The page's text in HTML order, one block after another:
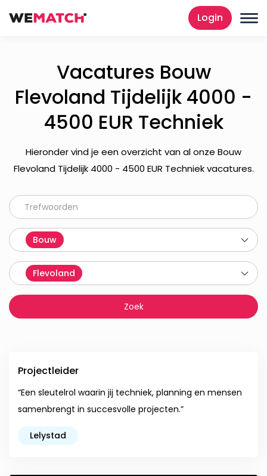
Login
Vacatures Bouw
Flevoland Tijdelijk 4000 -
4500 EUR Techniek
Hieronder vind je een overzicht van al onze Bouw
Flevoland Tijdelijk 4000 - 4500 EUR Techniek vacatures.
Bouw
Flevoland
Projectleider
“Een sleutelrol waarin jij techniek, planning en mensen
samenbrengt in succesvolle projecten.”
Lelystad